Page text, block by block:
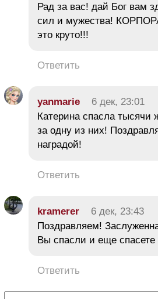
Рад за вас! дай Бог вам
сил и мужества!
это круто!!!
Ответить
yanmarie 6 дек, 23:01
Катерина спасла тысячи
за одну из них!
наградой!
Ответить
kramerer 6 дек, 23:43
Поздравляем!
Вы спасли и еще
Ответить